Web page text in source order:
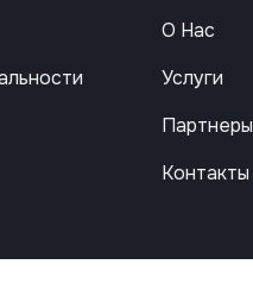
О Нас
Услуги
Партнеры
Контакты